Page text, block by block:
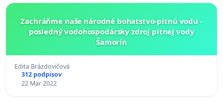
Zachráňme naše národné bohatstvo-pitnú vodu -
posledný vodohospodársky zdroj pitnej vody
Šamorín
Edita Brázdovičová
312 podpisov
22 Mar 2022